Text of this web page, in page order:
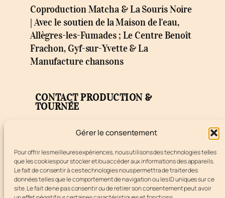
Gérer le consentement
Pour offrir les meilleures expériences, nous utilisons des technologies telles
que les cookies pour stocker et/ou accéder aux informations des appareils.
Le fait de consentir à ces technologies nous permettra de traiter des
données telles que le comportement de navigation ou les ID uniques sur ce
site. Le fait de ne pas consentir ou de retirer son consentement peut avoir
Coproduction Matcha & La Souris Noire
| Avec le soutien de la Maison de l'eau,
Allègres-les-Fumades ; Le Centre Benoît
Frachon, Gyf-sur-Yvette & La
Manufacture chansons
CONTACT PRODUCTION &
TOURNÉE
Label MATCHA
Éric Ghenassia
Tel : +33 6 12 59 33 10
eric@ghenassia.org